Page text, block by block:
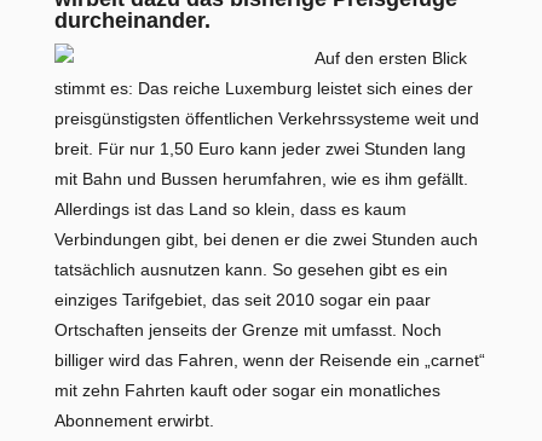
durcheinander.
Auf den ersten Blick
stimmt es: Das reiche Luxemburg leistet sich eines der
preisgünstigsten öffentlichen Verkehrssysteme weit und
breit. Für nur 1,50 Euro kann jeder zwei Stunden lang
mit Bahn und Bussen herumfahren, wie es ihm gefällt.
Allerdings ist das Land so klein, dass es kaum
Verbindungen gibt, bei denen er die zwei Stunden auch
tatsächlich ausnutzen kann. So gesehen gibt es ein
einziges Tarifgebiet, das seit 2010 sogar ein paar
Ortschaften jenseits der Grenze mit umfasst. Noch
billiger wird das Fahren, wenn der Reisende ein „carnet“
mit zehn Fahrten kauft oder sogar ein monatliches
Abonnement erwirbt.